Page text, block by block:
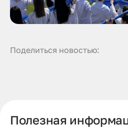
Поделиться новостью:
Полезная